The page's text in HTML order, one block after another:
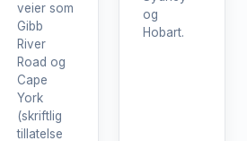
veier som
Gibb
River
Road og
Cape
York
(skriftlig
tillatelse
og
Hobart.